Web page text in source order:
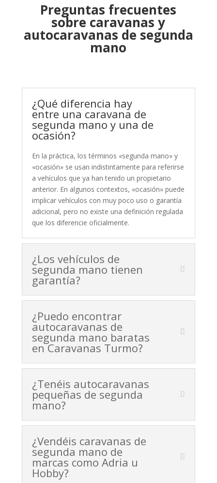
Preguntas frecuentes
sobre caravanas y
autocaravanas de segunda
mano
¿Qué diferencia hay
entre una caravana de
segunda mano y una de
ocasión?
En la práctica, los términos «segunda mano» y
«ocasión» se usan indistintamente para referirse
a vehículos que ya han tenido un propietario
anterior. En algunos contextos, «ocasión» puede
implicar vehículos con muy poco uso o garantía
adicional, pero no existe una definición regulada
que los diferencie oficialmente.
¿Los vehículos de
segunda mano tienen
garantía?
¿Puedo encontrar
autocaravanas de
segunda mano baratas
en Caravanas Turmo?
¿Tenéis autocaravanas
pequeñas de segunda
mano?
¿Vendéis caravanas de
segunda mano de
marcas como Adria u
Hobby?